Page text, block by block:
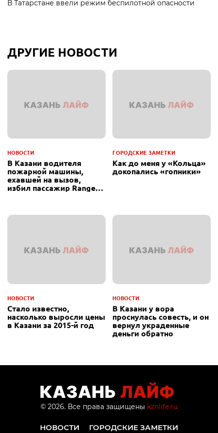
В Татарстане ввели режим беспилотной опасности
ДРУГИЕ НОВОСТИ
НОВОСТИ
В Казани водителя
пожарной машины,
ехавшей на вызов,
избил пассажир Range
ГОРОДСКИЕ ЗАМЕТКИ
Как до меня у «Кольца»
докопались «гопники»
НОВОСТИ
Стало известно,
насколько выросли цены
в Казани за 2015-й год
НОВОСТИ
В Казани у вора
проснулась совесть, и он
вернул украденные
деньги обратно
© 2026. Все права защищены kznlife.ru
НОВОСТИ ГОРОДСКИЕ ЗАМЕТКИ